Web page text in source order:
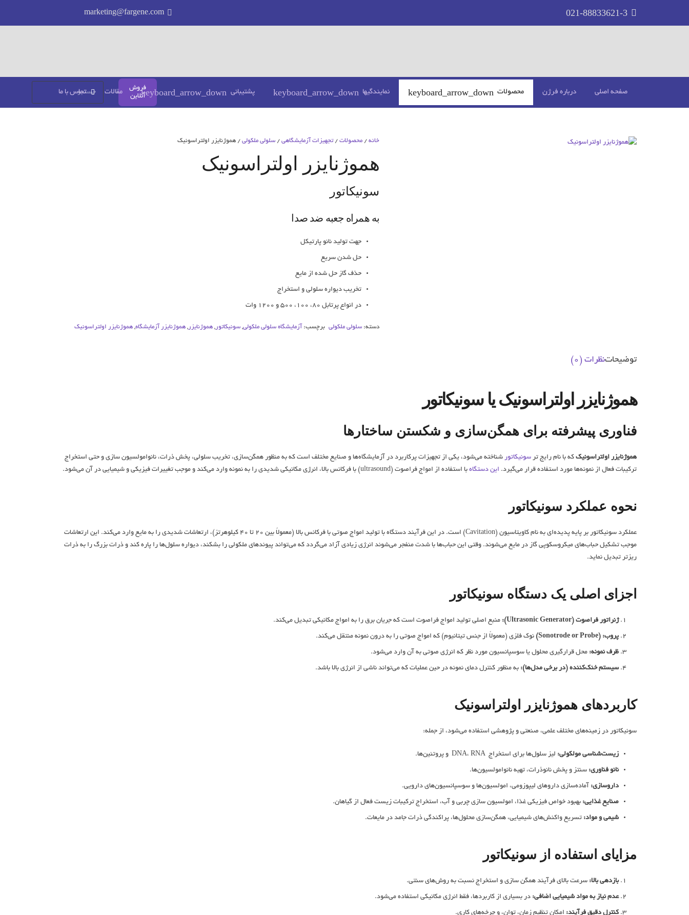
021-88833621-3
marketing@fargene.com
صفحه اصلی درباره فرژن محصولات نمایندگیها پشتیبانی مقالات تماس با ما
فروش
آنلاین
خانه/ محصولات/تجهیزات آزمایشگاهی/ سلولی ملکولی/ هموژنایزر اولتراسونیک
هموژنایزر اولتراسونیک
سونیکاتور
به همراه جعبه ضد صدا
جهت تولید نانو پارتیکل
حل شدن سریع
حذف گاز حل شده از مایع
تخریب دیواره سلولی و استخراج
در انواع پرتابل 80، 100، 500 و 1200 وات
دسته: سلولی ملکولی برچسب: آزمایشگاه سلولی ملکولی, سونیکاتور , هموژنایزر , هموژنایزر آزمایشگاه, هموژنایزر اولتراسونیک
توضیحاتنظرات (0)
هموژنایزر اولتراسونیک یا سونیکاتور
فناوری پیشرفته برای همگن‌سازی و شکستن ساختارها
هموژنایزر اولتراسونیک که با نام رایج ‌تر سونیکاتور شناخته می‌شود، یکی از تجهیزات پرکاربرد در آزمایشگاه‌ها و صنایع مختلف است که به ‌منظور همگن‌سازی، تخریب سلولی، پخش ذرات، نانوامولسیون ‌سازی و حتی استخراج
ترکیبات فعال از نمونه‌ها مورد استفاده قرار می‌گیرد. این دستگاه با استفاده از امواج فراصوت (ultrasound) با فرکانس بالا، انرژی مکانیکی شدیدی را به نمونه وارد می‌کند و موجب تغییرات فیزیکی و شیمیایی در آن می‌شود.
نحوه عملکرد سونیکاتور
عملکرد سونیکاتور بر پایه پدیده‌ای به نام کاویتاسیون (Cavitation) است. در این فرآیند دستگاه با تولید امواج صوتی با فرکانس بالا (معمولاً بین 20 تا 40 کیلوهرتز)، ارتعاشات شدیدی را به مایع وارد می‌کند. این ارتعاشات
موجب تشکیل حباب‌های میکروسکوپی گاز در مایع می‌شوند. وقتی این حباب‌ها با شدت منفجر می‌شوند انرژی زیادی آزاد می‌گردد که می‌تواند پیوندهای ملکولی را بشکند، دیواره سلول‌ها را پاره کند و ذرات بزرگ را به ذرات
ریزتر تبدیل نماید.
اجزای اصلی یک دستگاه سونیکاتور
ژنراتور فراصوت (Ultrasonic Generator): منبع اصلی تولید امواج فراصوت است که جریان برق را به امواج مکانیکی تبدیل می‌کند.
پروب: (Sonotrode or Probe) نوک فلزی (معمولاً از جنس تیتانیوم) که امواج صوتی را به درون نمونه منتقل می‌کند.
ظرف نمونه: محل قرارگیری محلول یا سوسپانسیون مورد نظر که انرژی صوتی به آن وارد می‌شود.
سیستم خنک‌کننده (در برخی مدل‌ها): به ‌منظور کنترل دمای نمونه در حین عملیات که می‌تواند ناشی از انرژی بالا باشد.
کاربردهای هموژنایزر اولتراسونیک
سونیکاتور در زمینه‌های مختلف علمی، صنعتی و پژوهشی استفاده می‌شود، از جمله:
زیست‌شناسی مولکولی: لیز سلول‌ها برای استخراج DNA، RNA و پروتئین‌ها.
نانو فناوری: سنتز و پخش نانوذرات، تهیه نانوامولسیون‌ها.
داروسازی: آماده‌سازی داروهای لیپوزومی، امولسیون‌ها و سوسپانسیون‌های دارویی.
صنایع غذایی: بهبود خواص فیزیکی غذا، امولسیون ‌سازی چربی و آب، استخراج ترکیبات زیست ‌فعال از گیاهان.
شیمی و مواد: تسریع واکنش‌های شیمیایی، همگن‌سازی محلول‌ها، پراکندگی ذرات جامد در مایعات.
مزایای استفاده از سونیکاتور
بازدهی بالا: سرعت بالای فرآیند همگن‌ سازی و استخراج نسبت به روش‌های سنتی.
عدم نیاز به مواد شیمیایی اضافی: در بسیاری از کاربردها، فقط انرژی مکانیکی استفاده می‌شود.
کنترل دقیق فرآیند: امکان تنظیم زمان، توان، و چرخه‌های کاری.